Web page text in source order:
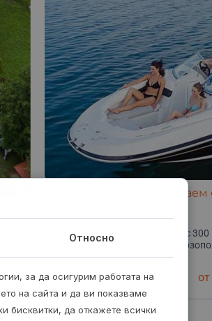
лв.
Моторна лодка под наем
Управлявай моторна лодка с
страхотните гледки около
4 часа гр. Созопол от
Относно
за да осигурим работата на
на сайта и да ви показваме
бисквитки, да откажете всички